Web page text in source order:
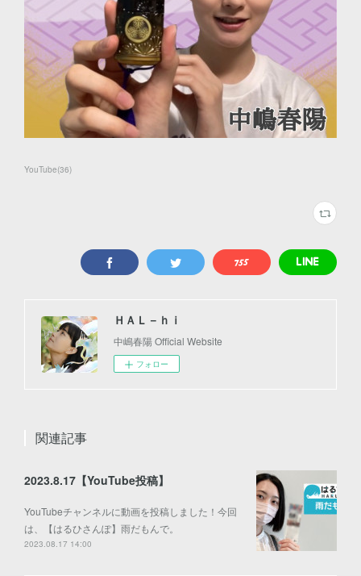
YouTube(36)
ＨＡＬ－ｈｉ
中嶋春陽 Official Website
フォロー
関連記事
2023.8.17【YouTube投稿】
YouTubeチャンネルに動画を投稿しました！今回
は、【はるひさんぽ】雨だもんで。
2023.08.17 14:00